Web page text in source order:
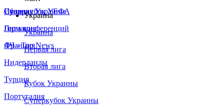
Сборная Украины
Италия
Германия
Франция
Нидерланды
Турция
Португалия
Суперкубок УЕФА
Лига конференций
ЛЧ - Top News
Украина
Украина
Первая лига
Вторая лига
Кубок Украины
Суперкубок Украины